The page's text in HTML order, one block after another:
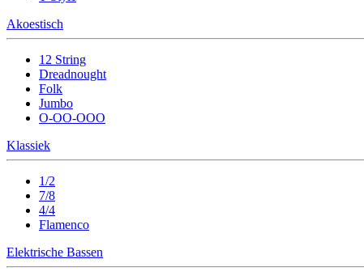
Akoestisch
12 String
Dreadnought
Folk
Jumbo
O-OO-OOO
Klassiek
1/2
7/8
4/4
Flamenco
Elektrische Bassen